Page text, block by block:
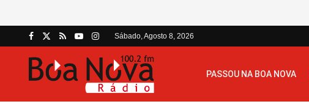
Sábado, Agosto 8, 2026
PASSOU NA BOA NOVA